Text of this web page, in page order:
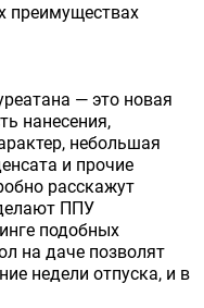
преимуществах
— это новая
нанесения,
небольшая
и прочие
расскажут
ППУ
подобных
на даче позволят
недели отпуска, и в